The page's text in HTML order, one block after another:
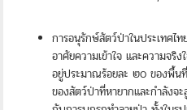
การอนุรักษ์สัตว์ป่าในประเทศไ
อาศัยความเข้าใจ และความจริ
อยู่ประมาณร้อยละ ๒๐ ของพื้น
ของสัตว์ป่าที่หายากและกำลัง